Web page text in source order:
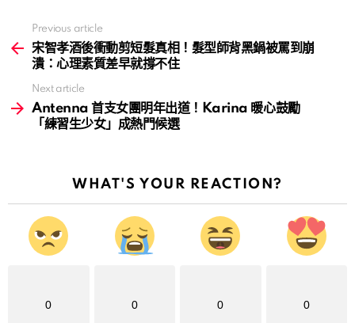
more
Previous article
宋智孝酒後衝動剪短髮真相！髮型師背黑鍋被罵到崩
潰：心理素質差早就撐不住
Next article
Antenna 首支女團明年出道！Karina 暖心鼓勵
「練習生少女」成熱門候選
WHAT'S YOUR REACTION?
0 0 0 0